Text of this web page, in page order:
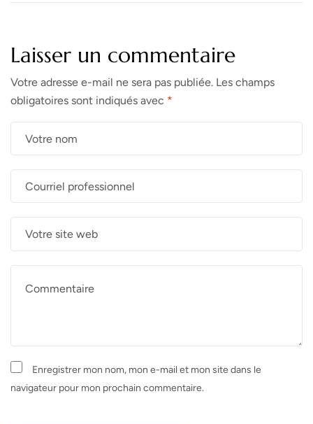
Laisser un commentaire
Votre adresse e-mail ne sera pas publiée. Les champs
obligatoires sont indiqués avec *
Enregistrer mon nom, mon e-mail et mon site dans le
navigateur pour mon prochain commentaire.